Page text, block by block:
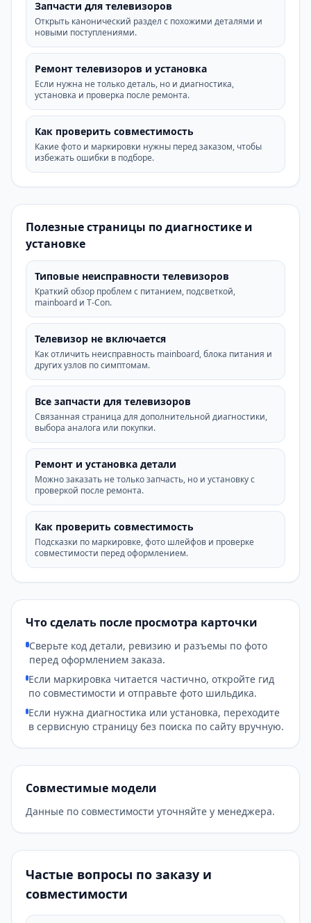
Запчасти для телевизоров
Открыть канонический раздел с похожими деталями и
новыми поступлениями.
Ремонт телевизоров и установка
Если нужна не только деталь, но и диагностика,
установка и проверка после ремонта.
Как проверить совместимость
Какие фото и маркировки нужны перед заказом, чтобы
избежать ошибки в подборе.
Полезные страницы по диагностике и
установке
Типовые неисправности телевизоров
Краткий обзор проблем с питанием, подсветкой,
mainboard и T-Con.
Телевизор не включается
Как отличить неисправность mainboard, блока питания и
других узлов по симптомам.
Все запчасти для телевизоров
Связанная страница для дополнительной диагностики,
выбора аналога или покупки.
Ремонт и установка детали
Можно заказать не только запчасть, но и установку с
проверкой после ремонта.
Как проверить совместимость
Подсказки по маркировке, фото шлейфов и проверке
совместимости перед оформлением.
Что сделать после просмотра карточки
Сверьте код детали, ревизию и разъемы по фото
перед оформлением заказа.
Если маркировка читается частично, откройте гид
по совместимости и отправьте фото шильдика.
Если нужна диагностика или установка, переходите
в сервисную страницу без поиска по сайту вручную.
Совместимые модели
Данные по совместимости уточняйте у менеджера.
Частые вопросы по заказу и
совместимости